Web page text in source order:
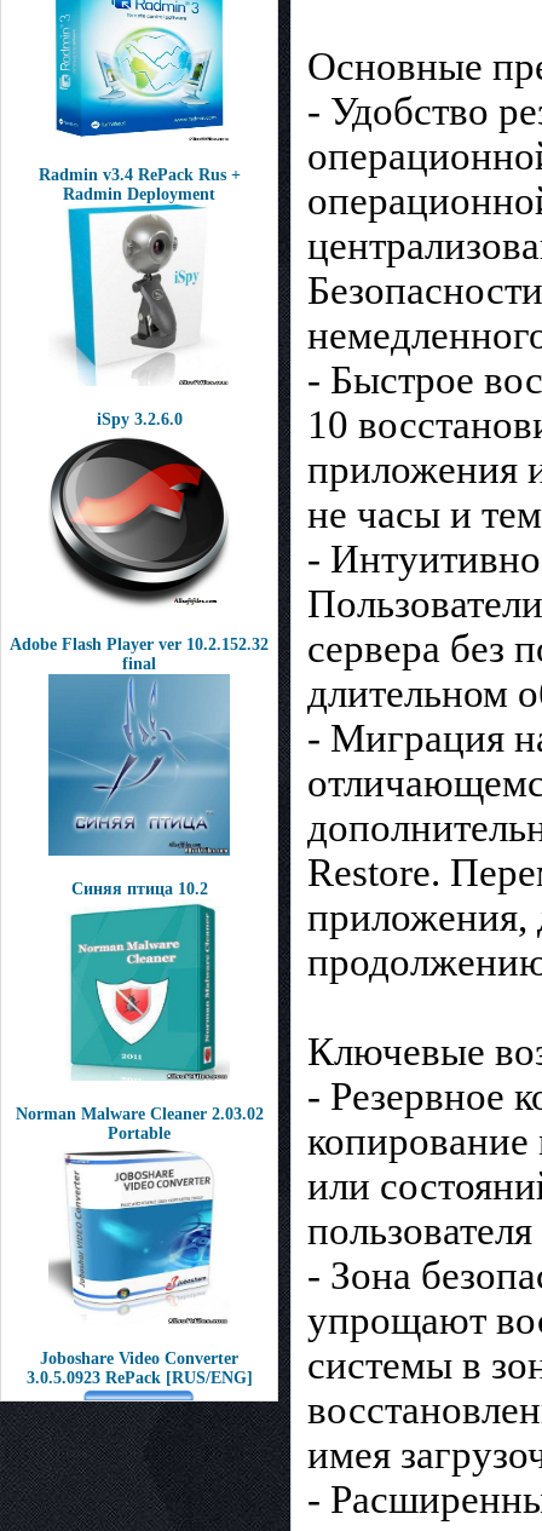
Radmin v3.4 RePack Rus +
Radmin Deployment
iSpy 3.2.6.0
Adobe Flash Player ver 10.2.152.32
final
Синяя птица 10.2
Norman Malware Cleaner 2.03.02
Portable
Joboshare Video Converter
3.0.5.0923 RePack [RUS/ENG]
Основные
- Удобство
- Быстрое
10
приложения
не часы и
-
сервера без
длительном
- Миграция
Restore.
приложения,
Ключевые
- Резервное
копирование
или
- Зона
упрощают
системы в
имея
-